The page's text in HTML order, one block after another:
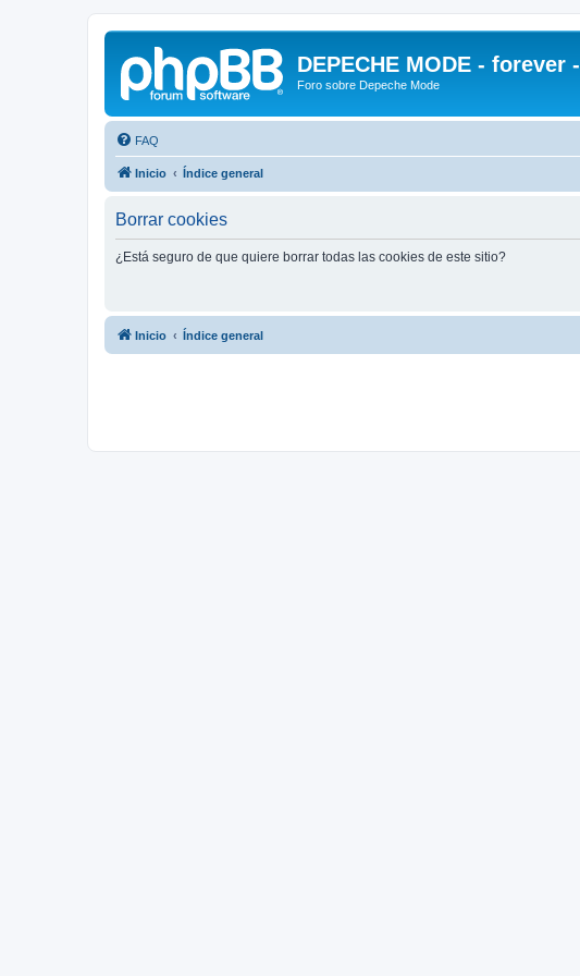
DEPECHE MODE - forever -
Foro sobre Depeche Mode
FAQ
Inicio Índice general
Borrar cookies
¿Está seguro de que quiere borrar todas las cookies de este sitio?
Inicio Índice general